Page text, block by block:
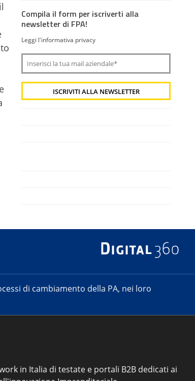
Compila il form per iscriverti alla
newsletter di FPA!
Leggi l'informativa privacy
di cambiamento della PA, nei loro
in Italia di testate e portali B2B dedicati ai